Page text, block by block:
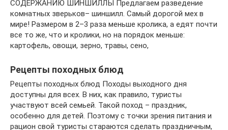
СОДЕРЖАНИЮ ШИНШИЛЛЫ Предлагаем разведение
комнатных зверьков– шиншилл. Самый дорогой мех в
мире! Размером в 2–3 раза меньше кролика, а едят почти
все то же, что и кролики, но на порядок меньше:
картофель, овощи, зерно, травы, сено,
Рецепты походных блюд
Рецепты походных блюд Походы выходного дня
доступны для всех. В них, как правило, туристы
участвуют всей семьей. Такой поход – праздник,
особенно для детей. Поэтому с точки зрения питания и
рацион свой туристы стараются сделать праздничным,